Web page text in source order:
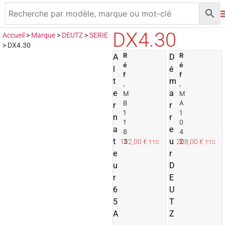
Accueil > Marque > DEUTZ >SERIE
> DX4.30 DX4.30
A
l
t
e
r
n
a
t
e
u
r
6
5
A
R
é
f
.
M
B
1
1
8
3
132,00 € TTC
A
o
e
a
u
p
n
e
D
é
m
a
r
r
e
u
r
D
E
U
T
Z
R
é
f
.
M
A
1
0
4
2
208,00 € TTC